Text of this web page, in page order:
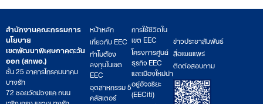
สำนักงานคณะกรรมการ
นโยบาย
เขตพัฒนาพิเศษภาคตะวัน
ออก (สกพอ.)
ชั้น 25 อาคารโทรคมนาคม
บางรัก
72 ซอยวัดม่วงแค ถนน
หน้าหลัก
เกี่ยวกับ EEC
ทำไมต้อง
ลงทุนในเขต
EEC
อุตสาหกรรม 5
คลัสเตอร์
การใช้ชีวิตใน
เขต EEC
โครงการศูนย์
ธุรกิจ EEC
และเมืองใหม่น่า
อยู่อัจฉริยะ
(EECiti)
ข่าวประชาสัมพันธ์
สื่อเผยแพร่
ติดต่อสอบถาม